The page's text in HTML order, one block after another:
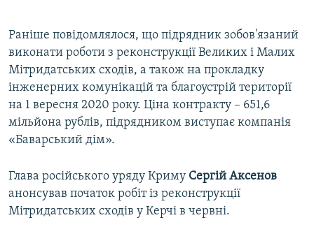
Раніше повідомлялося, що підрядник зобов'язаний
виконати роботи з реконструкції Великих і Малих
Мітридатських сходів, а також на прокладку
інженерних комунікацій та благоустрій території
на 1 вересня 2020 року. Ціна контракту – 651,6
мільйона рублів, підрядником виступає компанія
«Баварський дім».
Глава російського уряду Криму Сергій Аксенов
анонсував початок робіт із реконструкції
Мітридатських сходів у Керчі в червні.